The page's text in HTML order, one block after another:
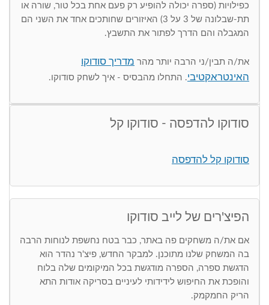
כפילויות (ספרה יכולה להופיע רק פעם אחת בכל טור, שורה או
תת-שבלונה של 3 על 3) האיזורים שחותכים אחד את השני הם
המגבלה והם הדרך לפתור את התשבץ.
את/ה תבין/ני הרבה יותר מהר מדריך סודוקו
האינטראקטיבי. התחלו מהבסיס - איך לשחק סודוקו.
סודוקו להדפסה - סודוקו קל
סודוקו קל להדפסה
הפיצ'רים של לייב סודוקו
אם את/ה משחקים פה באתר, כבר בטח נחשפת לנוחות הרבה
בה המשחק שלנו מתוכנן. למבקר החדש, פיצ'ר נהדר הוא
הדגשת ספרה, הספרה מודגשת בכל המיקומים שלה בלוח
והופכת את החיפוש לידידותי לעיניים בסריקה אודות התא
הריק החמקמק.